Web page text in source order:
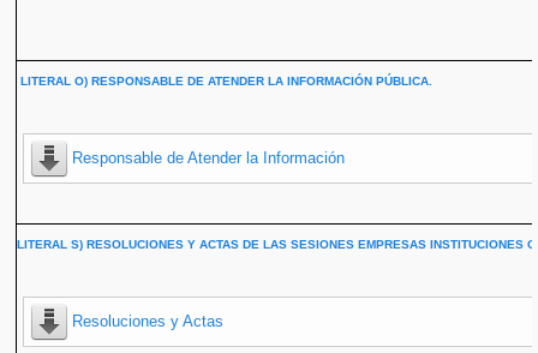
LITERAL O) RESPONSABLE DE ATENDER LA INFORMACIÓN PÚBLICA.
Responsable de Atender la Información
LITERAL S) RESOLUCIONES Y ACTAS DE LAS SESIONES EMPRESAS INSTITUCIONES
Resoluciones y Actas